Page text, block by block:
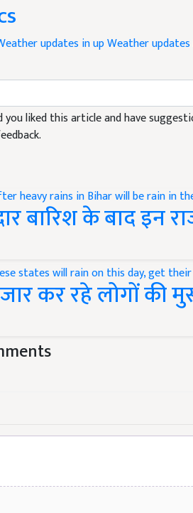
updates in upWeather updates
you liked this article and have
बारिश के बाद इन
कर रहे लोगों की